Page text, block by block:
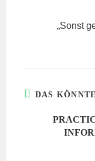
„Sonst
DAS